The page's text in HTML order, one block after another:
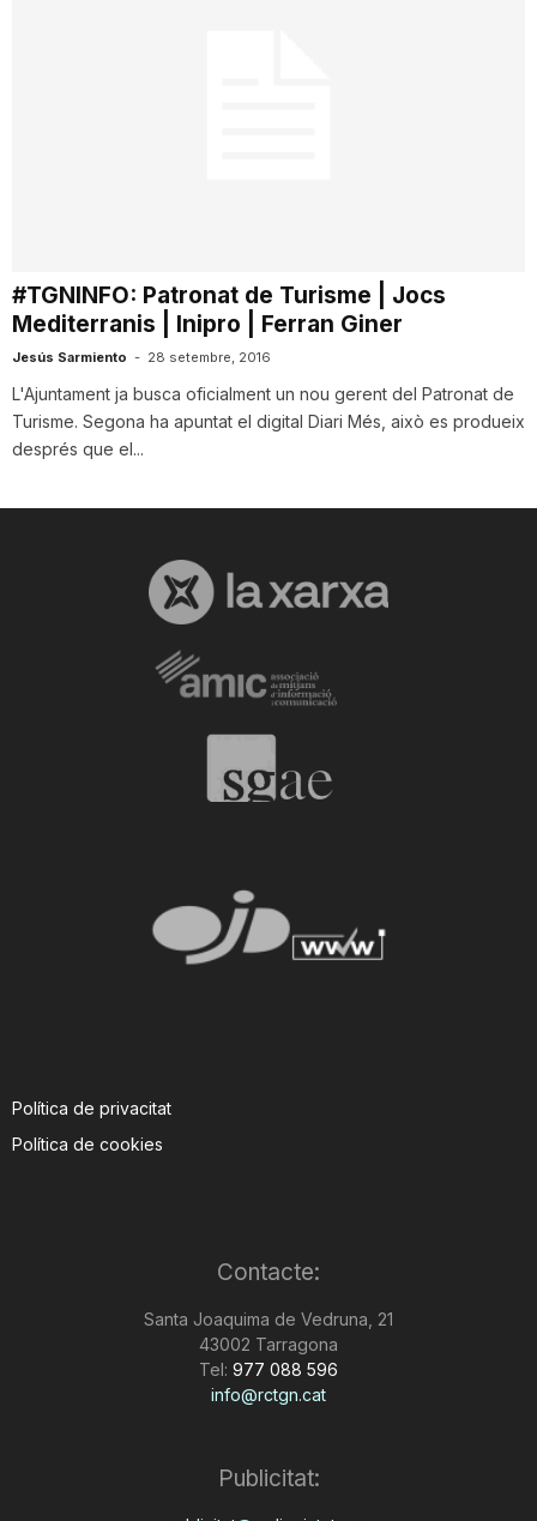
r
r
#TGNINFO: Patronat de Turisme | Jocs
Mediterranis | Inipro | Ferran Giner
Jesús Sarmiento - 28 setembre, 2016
L'Ajuntament ja busca oficialment un nou gerent del Patronat de
Turisme. Segona ha apuntat el digital Diari Més, això es produeix
després que el...
Política de privacitat
Política de cookies
Contacte:
Santa Joaquima de Vedruna, 21
43002 Tarragona
Tel: 977 088 596
info@rctgn.cat
Publicitat: